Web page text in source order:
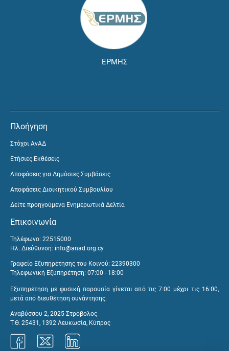
ΕΡΜΗΣ
Πλοήγηση
Στόχοι ΑνΑΔ
Ετήσιες Εκθέσεις
Αποφάσεις για Δημόσιες Συμβάσεις
Αποφάσεις Διοικητικού Συμβουλίου
Δείτε προηγούμενα Ενημερωτικά Δελτία
Επικοινωνία
Τηλέφωνο: 22515000
Ηλ. Διεύθυνση: info@anad.org.cy
Γραφείο Εξυπηρέτησης του Κοινού: 22390300
Τηλεφωνική Εξυπηρέτηση: 07:00 - 18:00
Εξυπηρέτηση με φυσική παρουσία γίνεται από τις 7:00 μέχρι τις 16:00,
μετά από διευθέτηση συνάντησης.
Αναβύσσου 2, 2025 Στρόβολος
Τ.Θ. 25431, 1392 Λευκωσία, Κύπρος